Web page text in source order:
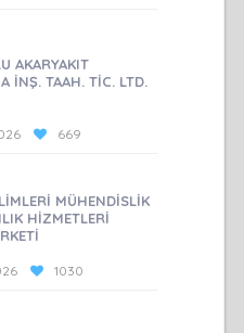
AKARYAKIT
İNŞ. TAAH. TİC. LTD.
669
MÜHENDİSLİK
HİZMETLERİ
1030